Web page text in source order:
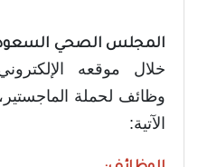
المجلس الصحي
خلال موقعه
وظائف لحملة
الآتية: